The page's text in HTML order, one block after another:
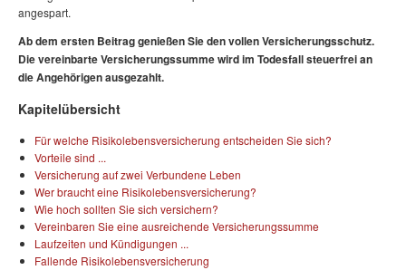
angespart.
Ab dem ersten Beitrag genießen Sie den vollen Versicherungsschutz.
Die vereinbarte Versicherungssumme wird im Todesfall steuerfrei an
die Angehörigen ausgezahlt.
Kapitelübersicht
Für welche Risikolebensversicherung entscheiden Sie sich?
Vorteile sind ...
Versicherung auf zwei Verbundene Leben
Wer braucht eine Risikolebensversicherung?
Wie hoch sollten Sie sich versichern?
Vereinbaren Sie eine ausreichende Versicherungssumme
Laufzeiten und Kündigungen ...
Fallende Risikolebensversicherung